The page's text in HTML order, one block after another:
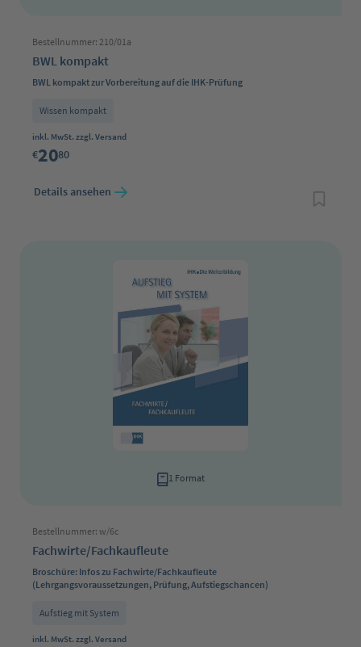
Bestellnummer: 210/01a
BWL kompakt
BWL kompakt zur Vorbereitung auf die IHK-Prüfung
Wissen kompakt
Regulärer Preis:
inkl. MwSt. zzgl. Versand
€2080
Details ansehen
1 Format
Bestellnummer: w/6c
Fachwirte/Fachkaufleute
Broschüre: Infos zu Fachwirte/Fachkaufleute
(Lehrgangsvoraussetzungen, Prüfung, Aufstiegschancen)
Aufstieg mit System
Regulärer Preis:
inkl. MwSt. zzgl. Versand